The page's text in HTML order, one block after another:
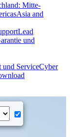
Mitte-
Asia and
Lead
und
und ServiceCyber